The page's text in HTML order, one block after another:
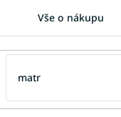
Vše o nákupu